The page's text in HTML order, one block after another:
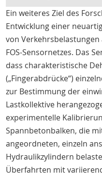
Ein weiteres Ziel des
Entwicklung einer
von
FOS-Sensornetzes. Das
dass charakteristische
(„Fingerabdrücke“)
zur Bestimmung der
Lastkollektive
experimentelle
Spannbetonbalken, die
angeordneten, einzeln
Hydraulikzylindern
Überfahrten mit